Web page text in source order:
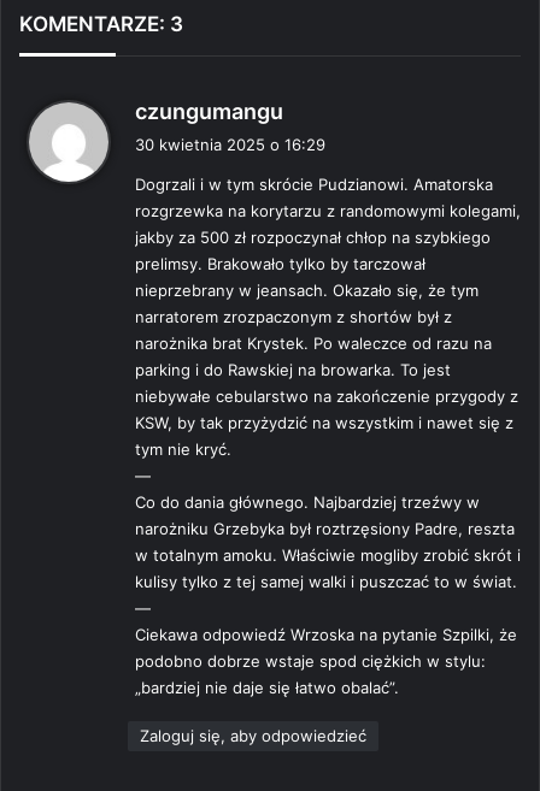
KOMENTARZE: 3
czungumangu
z
e
:
30 kwietnia 2025 o 16:29
Dogrzali i w tym skrócie Pudzianowi. Amatorska
rozgrzewka na korytarzu z randomowymi kolegami,
jakby za 500 zł rozpoczynał chłop na szybkiego
prelimsy. Brakowało tylko by tarczował
nieprzebrany w jeansach. Okazało się, że tym
narratorem zrozpaczonym z shortów był z
narożnika brat Krystek. Po waleczce od razu na
parking i do Rawskiej na browarka. To jest
niebywałe cebularstwo na zakończenie przygody z
KSW, by tak przyżydzić na wszystkim i nawet się z
tym nie kryć.
—
Co do dania głównego. Najbardziej trzeźwy w
narożniku Grzebyka był roztrzęsiony Padre, reszta
w totalnym amoku. Właściwie mogliby zrobić skrót i
kulisy tylko z tej samej walki i puszczać to w świat.
—
Ciekawa odpowiedź Wrzoska na pytanie Szpilki, że
podobno dobrze wstaje spod ciężkich w stylu:
„bardziej nie daje się łatwo obalać”.
Zaloguj się, aby odpowiedzieć